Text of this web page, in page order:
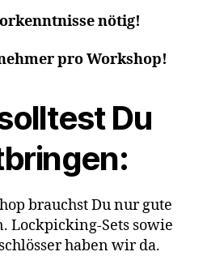
nötig!
pro Workshop!
Du
brauchst Du nur gute
Lockpicking-Sets sowie
haben wir da.